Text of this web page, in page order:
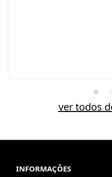
ver todos
INFORMAÇÕES